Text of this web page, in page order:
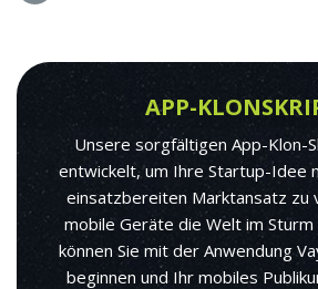
APP-
Unsere sorgfältigen App-Klon-
entwickelt, um Ihre Startup-Idee
einsatzbereiten Marktansatz zu
mobile Geräte die Welt im
können Sie mit der Anwendung
beginnen und Ihr mobiles